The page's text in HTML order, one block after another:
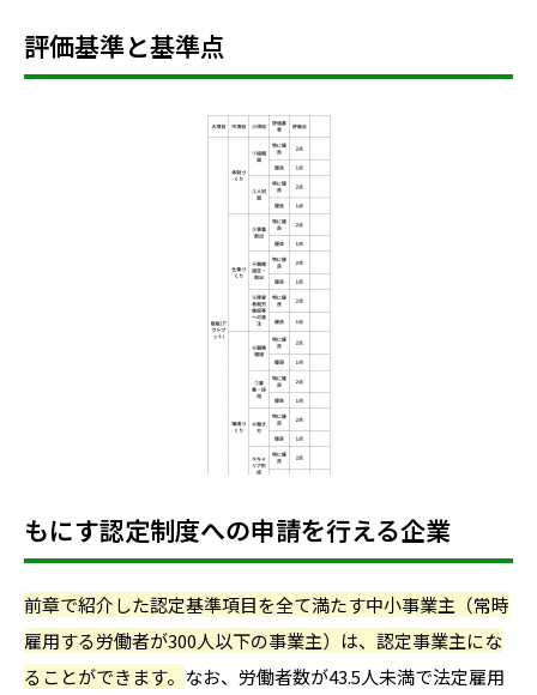
評価基準と基準点
もにす認定制度への申請を行える企業
前章で紹介した認定基準項目を全て満たす中小事業主（常時
雇用する労働者が300人以下の事業主）は、認定事業主にな
ることができます。 なお、労働者数が43.5人未満で法定雇用